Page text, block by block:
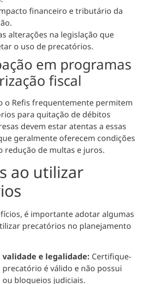
financeiro e tributário da
alterações na legislação que
o uso de precatórios.
em programas
fiscal
o Refis frequentemente permitem
para quitação de débitos
devem estar atentas a essas
geralmente oferecem condições
redução de multas e juros.
ao utilizar
é importante adotar algumas
precatórios no planejamento
e legalidade: Certifique-
precatório é válido e não possui
ou bloqueios judiciais.